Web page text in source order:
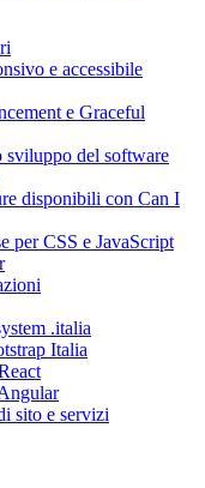
e accessibile
e Graceful
sviluppo del software
disponibili con Can I
per CSS e JavaScript
.italia
Italia
sito e servizi